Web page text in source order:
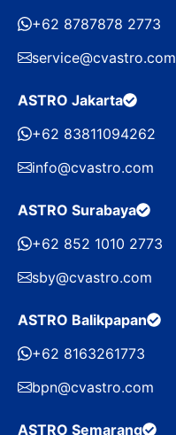
+62 8787878 2773
service@cvastro.com
ASTRO Jakarta
+62 83811094262
info@cvastro.com
ASTRO Surabaya
+62 852 1010 2773
sby@cvastro.com
ASTRO Balikpapan
+62 8163261773
bpn@cvastro.com
ASTRO Semarang